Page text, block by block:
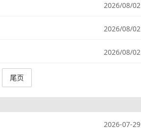
2026/08/02
2026/08/02
2026/08/02
尾页
2026-07-29